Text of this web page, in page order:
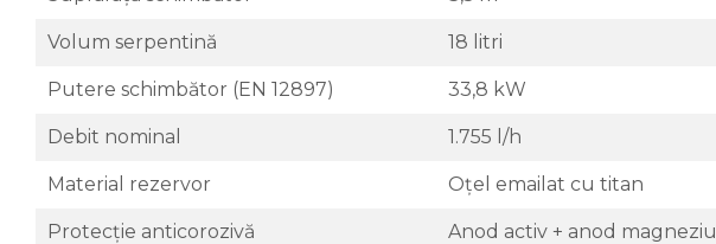
Distribuitoare
Filtre apa
Baterii
Filtre apa potabila
Sanitare
Volum serpentină 18 litri
Putere schimbător (EN 12897) 33,8 kW
Debit nominal 1.755 l/h
Material rezervor Oțel emailat cu titan
Protecție anticorozivă Anod activ + anod magneziu